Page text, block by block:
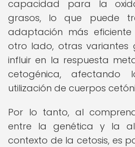
capacidad para la
grasos, lo que puede
adaptación más
otro lado, otras variantes
influir en la respuesta
cetogénica, afectando
utilización de cuerpos
Por lo tanto, al
entre la genética y la
contexto de la cetosis, es